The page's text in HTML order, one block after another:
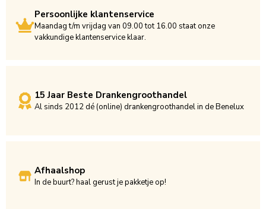
Persoonlijke klantenservice
Maandag t/m vrijdag van 09.00 tot 16.00 staat onze
vakkundige klantenservice klaar.
15 Jaar Beste Drankengroothandel
Al sinds 2012 dé (online) drankengroothandel in de Benelux
Afhaalshop
In de buurt? haal gerust je pakketje op!